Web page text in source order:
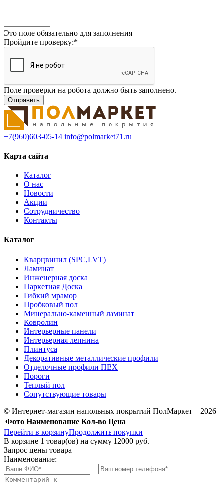
Это поле обязательно для заполнения
Пройдите проверку:*
Поле проверки на робота должно быть заполнено.
+7(960)603-05-14 info@polmarket71.ru
Карта сайта
Каталог
О нас
Новости
Акции
Сотрудничество
Контакты
Каталог
Кварцвинил (SPC,LVT)
Ламинат
Инженерная доска
Паркетная Доска
Гибкий мрамор
Пробковый пол
Минерально-каменный ламинат
Ковролин
Интерьерные панели
Интерьерная лепнина
Плинтуса
Декоративные металлические профили
Отделочные профили ПВХ
Пороги
Теплый пол
Сопутствующие товары
© Интернет-магазин напольных покрытий ПолМаркет – 2026
Фото Наименование Кол-во Цена
Перейти в корзинуПродолжить покупки
В корзине 1 товар(ов) на сумму 12000 руб.
Запрос цены товара
Наименование: